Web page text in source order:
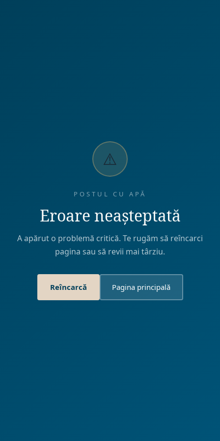
⚠️
POSTUL CU APĂ
Eroare neașteptată
A apărut o problemă critică. Te rugăm să reîncarci
pagina sau să revii mai târziu.
Reîncarcă Pagina principală